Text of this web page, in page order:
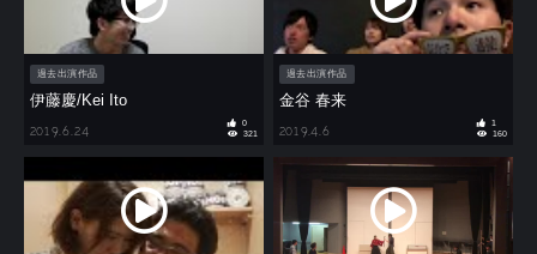
過去出演作品
伊藤慶/Kei Ito
2019.6.24
0
321
過去出演作品
金谷 春来
2019.4.6
1
160